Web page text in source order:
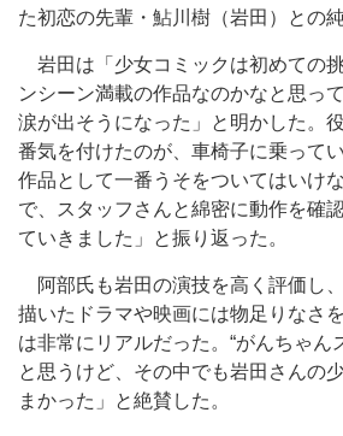
た初恋の先輩・鮎川樹（岩田）との
岩田は「少女コミックは初めての
ンシーン満載の作品なのかなと思っ
涙が出そうになった」と明かした。
番気を付けたのが、車椅子に乗って
作品として一番うそをついてはいけ
で、スタッフさんと綿密に動作を確
ていきました」と振り返った。
阿部氏も岩田の演技を高く評価し
描いたドラマや映画には物足りなさ
は非常にリアルだった。“がんちゃん
と思うけど、その中でも岩田さんの
まかった」と絶賛した。